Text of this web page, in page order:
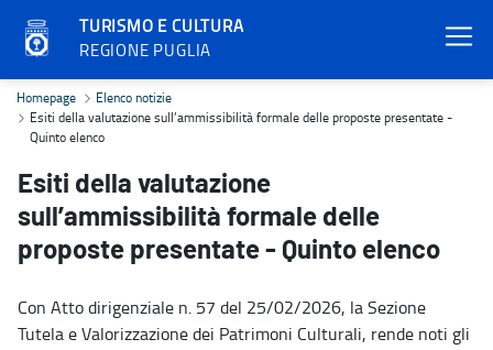
TURISMO E CULTURA
REGIONE PUGLIA
Esiti della valutazione sull’ammissibilità formale delle proposte
Homepage
Elenco notizie
Esiti della valutazione sull’ammissibilità formale delle proposte presentate -
Quinto elenco
Esiti della valutazione
sull’ammissibilità formale delle
proposte presentate - Quinto elenco
Con Atto dirigenziale n. 57 del 25/02/2026, la Sezione
Tutela e Valorizzazione dei Patrimoni Culturali, rende noti gli